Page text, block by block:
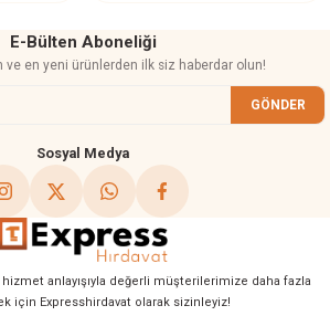
E-Bülten Aboneliği
ve en yeni ürünlerden ilk siz haberdar olun!
GÖNDER
Sosyal Medya
anlayışıyla değerli müşterilerimize daha fazla
için Expresshirdavat olarak sizinleyiz!